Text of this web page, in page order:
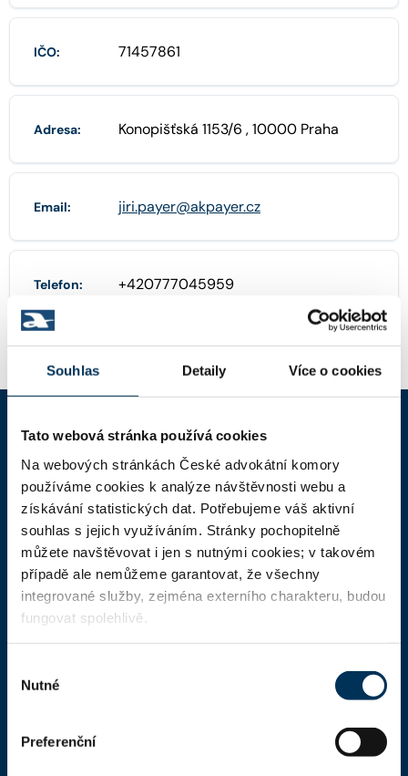
Souhlas Detaily Více o cookies
Tato webová stránka používá cookies
Na webových stránkách České advokátní komory
používáme cookies k analýze návštěvnosti webu a
získávání statistických dat. Potřebujeme váš aktivní
souhlas s jejich využíváním. Stránky pochopitelně
můžete navštěvovat i jen s nutnými cookies; v takovém
případě ale nemůžeme garantovat, že všechny
integrované služby, zejména externího charakteru, budou
fungovat spolehlivě.
souhlasu
Nutné
Preferenční
IČO: 71457861
Adresa: Konopišťská 1153/6 , 10000 Praha
Email: jiri.payer@akpayer.cz
Telefon: +420777045959
ČAK
Domů
Aktuality
Dokumenty a formuláře
Pro veřejnost